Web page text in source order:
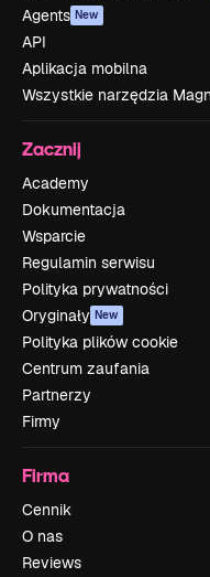
Agents New
API
Aplikacja mobilna
Wszystkie narzędzia
Zacznij
Academy
Dokumentacja
Wsparcie
Regulamin serwisu
Polityka prywatności
Oryginały New
Polityka plików cookie
Centrum zaufania
Partnerzy
Firmy
Firma
Cennik
O nas
Reviews